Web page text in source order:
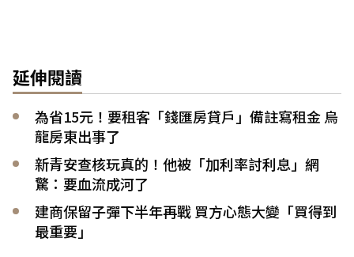
延伸閱讀
為省15元！要租客「錢匯房貸戶」備註寫租金 烏
龍房東出事了
新青安查核玩真的！他被「加利率討利息」網
驚：要血流成河了
建商保留子彈下半年再戰 買方心態大變「買得到
最重要」